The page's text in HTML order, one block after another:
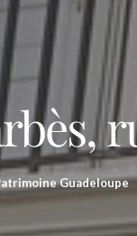
Guadeloupe